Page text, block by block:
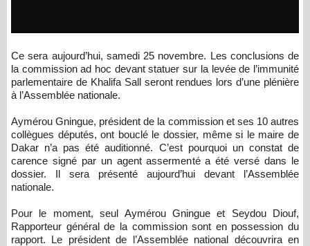
Ce sera aujourd’hui, samedi 25 novembre. Les conclusions de
la commission ad hoc devant statuer sur la levée de l’immunité
parlementaire de Khalifa Sall seront rendues lors d’une plénière
à l’Assemblée nationale.
Aymérou Gningue, président de la commission et ses 10 autres
collègues députés, ont bouclé le dossier, même si le maire de
Dakar n’a pas été auditionné. C’est pourquoi un constat de
carence signé par un agent assermenté a été versé dans le
dossier. Il sera présenté aujourd’hui devant l’Assemblée
nationale.
Pour le moment, seul Aymérou Gningue et Seydou Diouf,
Rapporteur général de la commission sont en possession du
rapport. Le président de l’Assemblée national découvrira en